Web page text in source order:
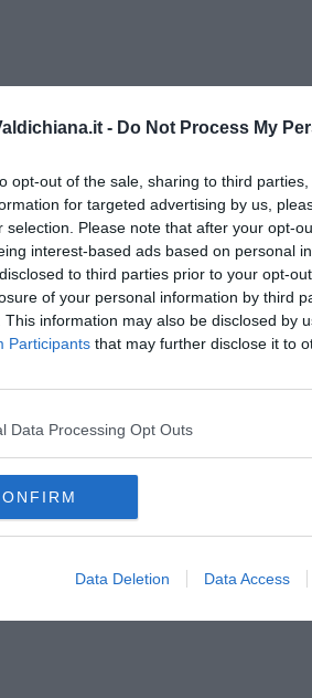
- Do Not Process My
opt-out of the sale, sharing to third
for targeted advertising by us,
selection. Please note that after your opt-
interest-based ads based on personal
to third parties prior to your opt-
of your personal information by third
This information may also be disclosed by
Participants that may further disclose it to
Data Processing Opt Outs
Data Deletion Data Access